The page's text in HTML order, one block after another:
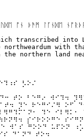
ᚩᚾ ᚦᚫᛗ ᛚᚪᚾᛞᛖ
transcribed into
northweardum with
the northern land
⡣⠕⠌
⠞⠕ ⠃⠑⠛⠔ ⠺⠊⠹⠲
⡹⠑ ⠗⠑⠛⠊⠌⠻ ⠕⠋
⠹⠑ ⠊⠇⠻⠅⠂
⡎⠊⠗⠕⠕⠛⠑
⠺⠁⠎ ⠛⠕⠕⠙ ⠥⠏⠕⠝
⠙⠁⠝⠙ ⠞⠕⠲